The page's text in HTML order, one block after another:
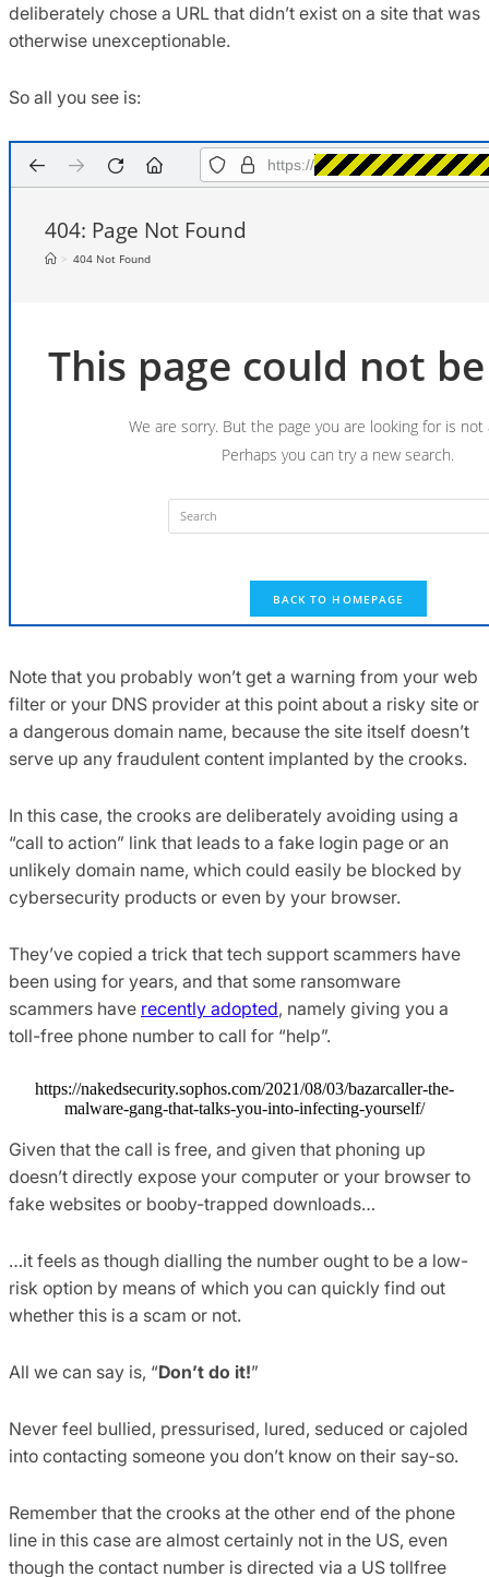
deliberately chose a URL that didn’t exist on a site that was
otherwise unexceptionable.
So all you see is:
Note that you probably won’t get a warning from your web
filter or your DNS provider at this point about a risky site or
a dangerous domain name, because the site itself doesn’t
serve up any fraudulent content implanted by the crooks.
In this case, the crooks are deliberately avoiding using a
“call to action” link that leads to a fake login page or an
unlikely domain name, which could easily be blocked by
cybersecurity products or even by your browser.
They’ve copied a trick that tech support scammers have
been using for years, and that some ransomware
scammers have recently adopted, namely giving you a
toll-free phone number to call for “help”.
https://nakedsecurity.sophos.com/2021/08/03/bazarcaller-the-
malware-gang-that-talks-you-into-infecting-yourself/
Given that the call is free, and given that phoning up
doesn’t directly expose your computer or your browser to
fake websites or booby-trapped downloads…
…it feels as though dialling the number ought to be a low-
risk option by means of which you can quickly find out
whether this is a scam or not.
All we can say is, “Don’t do it!”
Never feel bullied, pressurised, lured, seduced or cajoled
into contacting someone you don’t know on their say-so.
Remember that the crooks at the other end of the phone
line in this case are almost certainly not in the US, even
though the contact number is directed via a US tollfree